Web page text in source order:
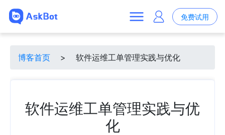
免费试用
博客首页 > 软件运维工单管理实践与优化
软件运维工单管理实践与优
化